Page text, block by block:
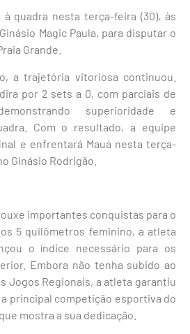
quadra nesta terça-feira (30), às
Magic Paula, para disputar o
Grande.
a trajetória vitoriosa continuou.
por 2 sets a 0, com parciais de
superioridade e
Com o resultado, a equipe
e enfrentará Mauá nesta terça-
Ginásio Rodrigão.
importantes conquistas para o
5 quilômetros feminino, a atleta
o índice necessário para os
Embora não tenha subido ao
Jogos Regionais, a atleta garantiu
principal competição esportiva do
mostra a sua dedicação.